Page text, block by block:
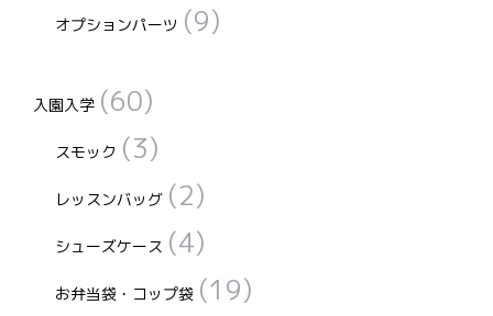
オプションパーツ (9)
入園入学 (60)
スモック (3)
レッスンバッグ (2)
シューズケース (4)
お弁当袋・コップ袋 (19)